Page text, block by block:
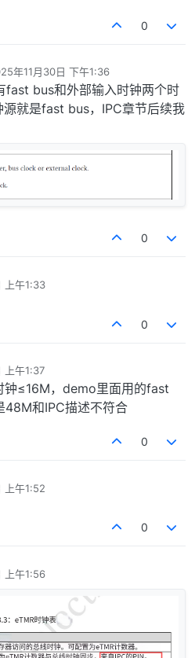
0
年11月30日 下午1:36
辑
fast bus和外部输入时钟两个时
就是fast bus，IPC章节后续我
0
上午1:33
0
上午1:37
钟≤16M，demo里面用的fast
48M和IPC描述不符合
0
上午1:52
0
上午1:56